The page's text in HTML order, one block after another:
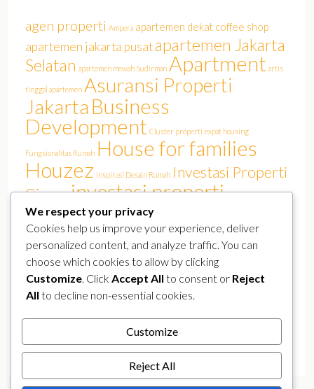
agen properti Ampera apartemen dekat coffee shop
apartemen jakarta pusatapartemen Jakarta
Selatan apartemen mewah Sudirman Apartment artis
tinggal apartemen Asuransi Properti
Jakarta Business
Development Cluster properti expat housing
Fungsionalitas Rumah House for families
Houzez Inspirasi Desain Rumah Investasi Properti
Cinereinvestasi properti
Jakarta investasi rumah Jakarta Barat
KPR Jakartalokasi strategisLuxury
pasar properti perumahan elit perumahan Jakarta Selatan
Properland Properti Jakarta Selatan Properti Mewah Jakarta
public figure residence Real Estate
rumah murah Selebriti Tinggal Cinere
Tren Hunian Artis YouTuber
We respect your privacy
Cookies help us improve your experience, deliver
personalized content, and analyze traffic. You can
choose which cookies to allow by clicking
Customize . Click Accept All to consent or Reject
All to decline non-essential cookies.
Customize
Reject All